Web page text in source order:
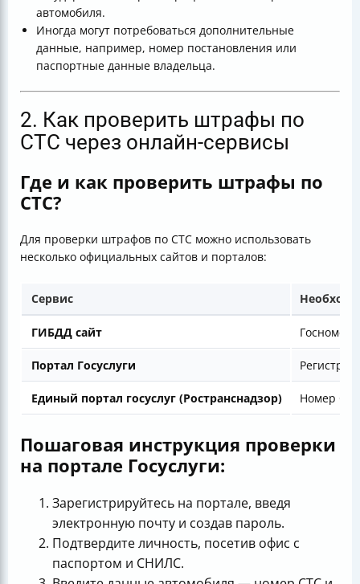
автомобиля.
Иногда могут потребоваться дополнительные
данные, например, номер постановления или
паспортные данные владельца.
2. Как проверить штрафы по
СТС через онлайн-сервисы
Где и как проверить штрафы по
СТС?
Для проверки штрафов по СТС можно использовать
несколько официальных сайтов и порталов:
Сервис
ГИБДД сайт Госномер
Портал Госуслуги
Единый портал госуслуг (Ространснадзор) Номер
Пошаговая инструкция проверки
на портале Госуслуги:
Зарегистрируйтесь на портале, введя
электронную почту и создав пароль.
Подтвердите личность, посетив офис с
паспортом и СНИЛС.